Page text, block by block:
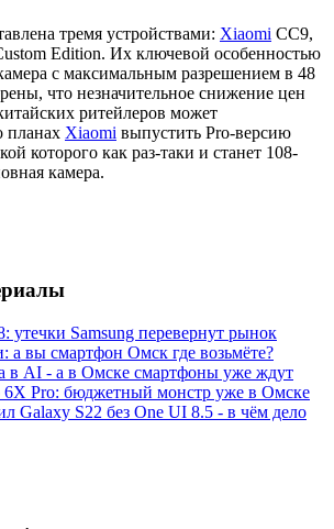
тремя устройствами: Xiaomi CC9,
Edition. Их ключевой особенностью
с максимальным разрешением в 48
что незначительное снижение цен
ритейлеров может
планах Xiaomi выпустить Pro-версию
которого как раз-таки и станет 108-
камера.
утечки Samsung перевернут рынок
а вы смартфон Омск где возьмёте?
в AI - а в Омске смартфоны уже ждут
6X Pro: бюджетный монстр уже в Омске
Galaxy S22 без One UI 8.5 - в чём дело